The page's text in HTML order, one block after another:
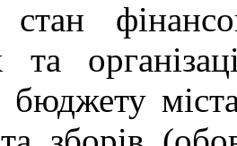
та
бюджету